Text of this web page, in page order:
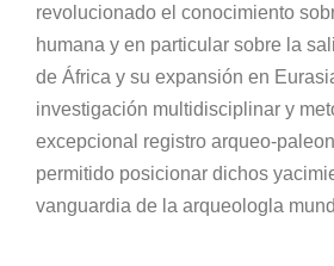
revolucionado el conocimiento
humana y en particular sobre la
de África y su expansión en
investigación multidisciplinar y
excepcional registro arqueo-
permitido posicionar dichos
vanguardia de la arqueologla